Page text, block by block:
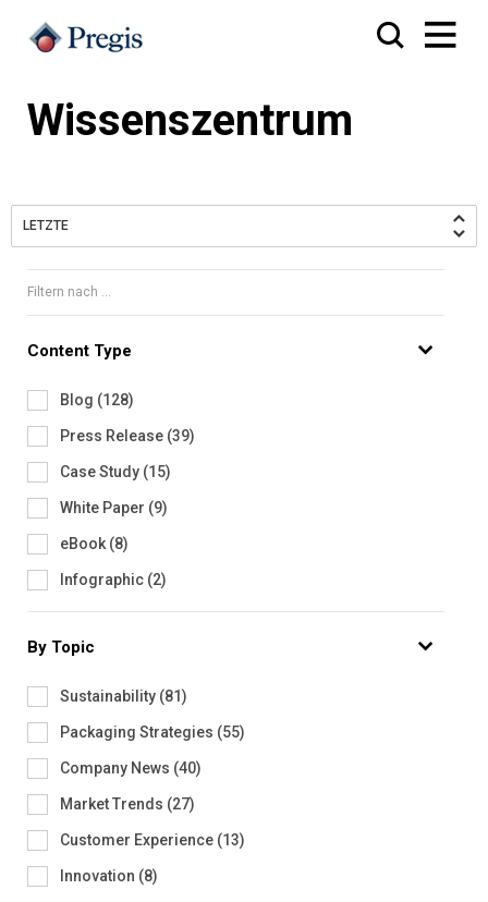
Wissenszentrum
LETZTE
Filtern nach ...
Content Type
Blog (128)
Press Release (39)
Case Study (15)
White Paper (9)
eBook(8)
Infographic (2)
By Topic
Sustainability (81)
Packaging Strategies (55)
Company News (40)
Market Trends (27)
Customer Experience (13)
Innovation (8)